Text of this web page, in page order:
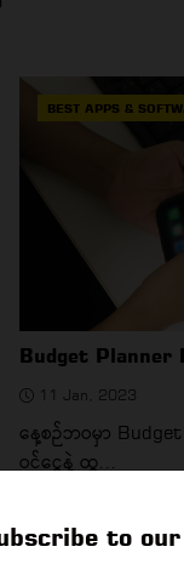
to
BEST APPS &
Budget Planner
11 Jan, 2023
နေ့စဉ်ဘဝမှာ Budget
ဝင်ငွေနဲ့ ထွ...
TRENDING